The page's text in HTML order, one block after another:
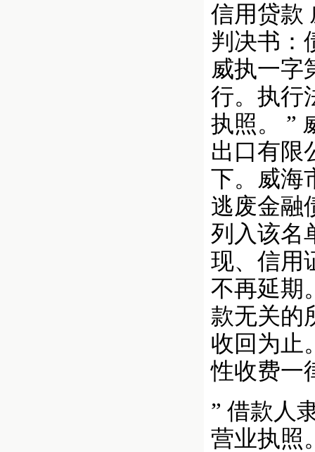
信用贷款
判决书：
威执一字
行。执行
执照。 ”
出口有限
下。威海
逃废金融
列入该名
现、信用
不再延期
款无关的
收回为止
性收费一
” 借款人
营业执照